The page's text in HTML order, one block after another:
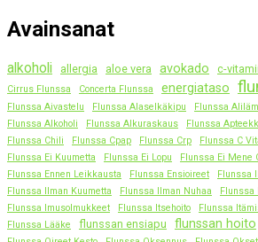
Avainsanat
alkoholi allergia aloe vera avokado c-
Cirrus Flunssa
Concerta Flunssa energiataso
Flunssa Aivastelu
Flunssa Alaselkäkipu Flunssa
Flunssa Alkoholi
Flunssa Alkuraskaus Flunssa
Flunssa Chili
Flunssa Cpap Flunssa Crp Flunssa C
Flunssa Ei Kuumetta
Flunssa Ei Lopu Flunssa Ei Mene
Flunssa Ennen Leikkausta
Flunssa Ensioireet
Flunssa
Flunssa Ilman Kuumetta
Flunssa Ilman Nuhaa
Flunssa
Flunssa Imusolmukkeet
Flunssa Itsehoito Flunssa
Flunssa Lääke
flunssan ensiapu flunssan hoito